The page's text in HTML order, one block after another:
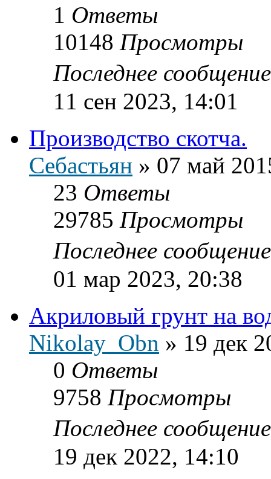
1 Ответы
10148 Просмотры
Последнее
11 сен 2023, 14:01
Производство скотча.
Себастьян » 07 май
23 Ответы
29785 Просмотры
Последнее
01 мар 2023, 20:38
Акриловый грунт на
Nikolay_Obn » 19 дек
0 Ответы
9758 Просмотры
Последнее
19 дек 2022, 14:10